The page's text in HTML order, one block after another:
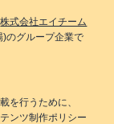
株式会社エイチーム
のグループ企業で
を行うために、
ンツ制作ポリシー